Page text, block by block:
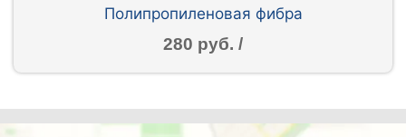
Полипропиленовая фибра
280 руб. /